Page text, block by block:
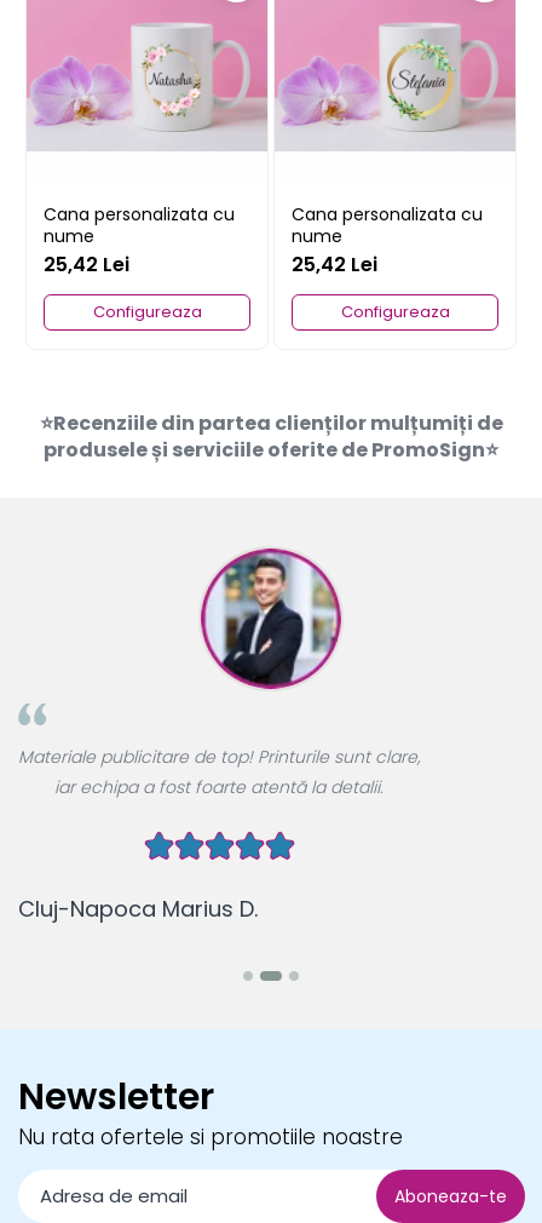
Cana personalizata cu
nume
25,42 Lei
Configureaza
Cana personalizata cu
nume
25,42 Lei
Configureaza
⭐Recenziile din partea clienților mulțumiți de
produsele și serviciile oferite de PromoSign⭐
Cluj-Napoca Marius D.
Materiale publicitare de top! Printurile sunt clare,
iar echipa a fost foarte atentă la detalii.
Newsletter
Nu rata ofertele si promotiile noastre